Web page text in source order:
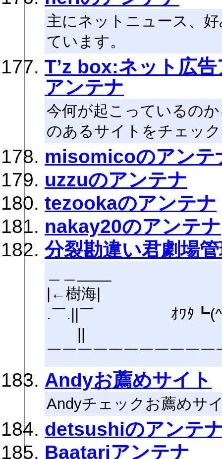
主にネットニュース、
ています。
T’z box:ネット広
アンテナ
今何が起こっているの
のあるサイトをチェック
misomicoのアンテ
uzzuのアンテナ
tezookaのアンテナ
nakay20のアンテナ
分裂勘違い君劇場
|←樹海|
.￣.||￣ ｵﾜﾀ
￣￣￣￣￣￣￣￣￣￣￣
Andyお薦めサイト
Andyチェックお薦めサ
detsushiのアンテ
Baatariアンテナ